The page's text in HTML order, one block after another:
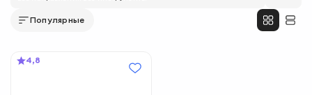
Популярные
4,8